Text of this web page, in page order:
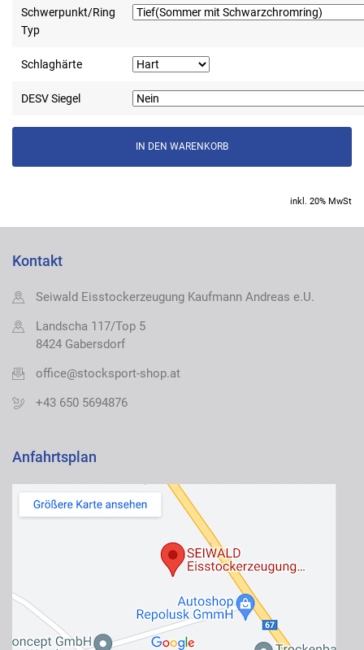
Schwerpunkt/Ring
Typ
Schlaghärte
DESV Siegel
inkl. 20% MwSt
Kontakt
Seiwald Eisstockerzeugung Kaufmann Andreas e.U.
Landscha 117/Top 5
8424 Gabersdorf
office@stocksport-shop.at
+43 650 5694876
Anfahrtsplan